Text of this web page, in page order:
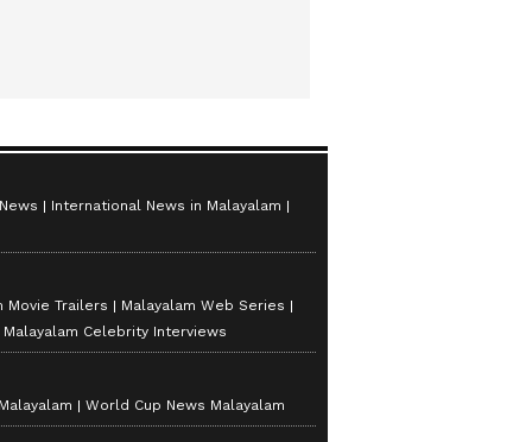
International News in Malayalam
Movie Trailers
Malayalam Web Series
Malayalam Celebrity Interviews
World Cup News Malayalam